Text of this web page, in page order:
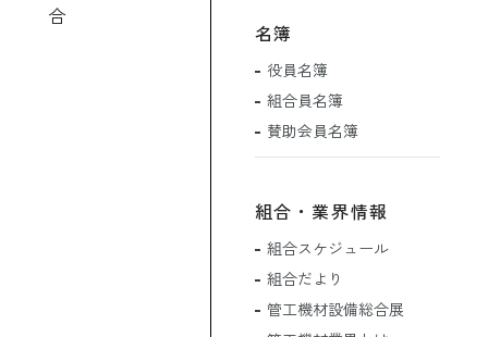
合
名簿
役員名簿
組合員名簿
賛助会員名簿
組合・業界情報
組合スケジュール
組合だより
管工機材設備総合展